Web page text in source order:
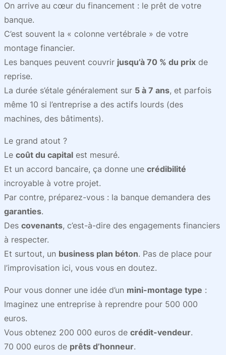
On arrive au cœur du financement : le prêt de votre
banque.
C’est souvent la « colonne vertébrale » de votre
montage financier.
Les banques peuvent couvrir jusqu’à 70 % du prix de
reprise.
La durée s’étale généralement sur 5 à 7 ans, et parfois
même 10 si l’entreprise a des actifs lourds (des
machines, des bâtiments).
Le grand atout ?
Le coût du capital est mesuré.
Et un accord bancaire, ça donne une crédibilité
incroyable à votre projet.
Par contre, préparez-vous : la banque demandera des
garanties.
Des covenants, c’est-à-dire des engagements financiers
à respecter.
Et surtout, un business plan béton. Pas de place pour
l’improvisation ici, vous vous en doutez.
Pour vous donner une idée d’un mini-montage type :
Imaginez une entreprise à reprendre pour 500 000
euros.
Vous obtenez 200 000 euros de crédit-vendeur.
70 000 euros de prêts d’honneur.